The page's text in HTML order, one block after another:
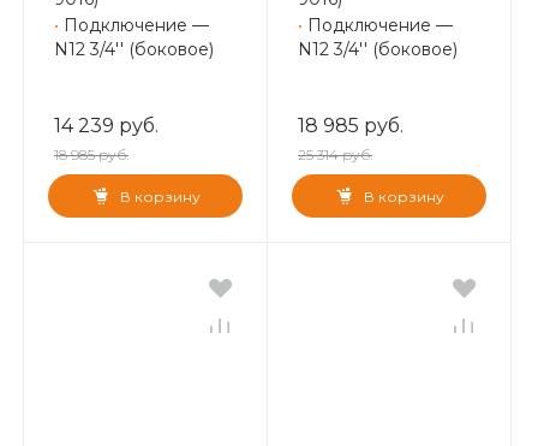
• Подключение —
N12 3/4'' (боковое)
14 239 руб.
18 985 руб.
В корзину
• Подключение —
N12 3/4'' (боковое)
18 985 руб.
25 314 руб.
В корзину